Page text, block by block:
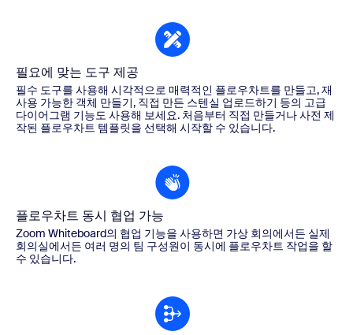
필요에 맞는 도구 제공
필수 도구를 사용해 시각적으로 매력적인 플로우차트를 만들고, 재
사용 가능한 객체 만들기, 직접 만든 스텐실 업로드하기 등의 고급
다이어그램 기능도 사용해 보세요. 처음부터 직접 만들거나 사전 제
작된 플로우차트 템플릿을 선택해 시작할 수 있습니다.
플로우차트 동시 협업 가능
Zoom Whiteboard의 협업 기능을 사용하면 가상 회의에서든 실제
회의실에서든 여러 명의 팀 구성원이 동시에 플로우차트 작업을 할
수 있습니다.